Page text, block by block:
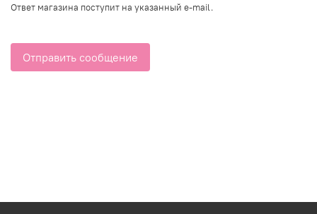
Ответ магазина поступит на указанный e-mail.
Отправить сообщение